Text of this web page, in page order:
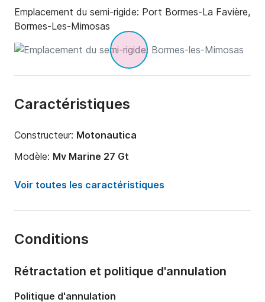
Emplacement du semi-rigide: Port Bormes-La Favière,
Bormes-Les-Mimosas
Caractéristiques
Constructeur: Motonautica
Modèle: Mv Marine 27 Gt
Puissance moteur:
300cv
Capacité à bord:
Voir toutes les caractéristiques
Conditions
Rétractation et politique d'annulation
Politique d'annulation